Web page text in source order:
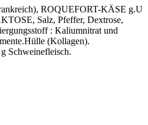
ROQUEFORT-KÄSE g.U
Salz, Pfeffer, Dextrose,
: Kaliumnitrat und
(Kollagen).
Schweinefleisch.